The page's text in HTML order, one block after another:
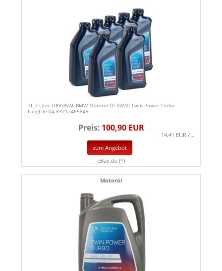
7L 7 Liter ORIGINAL BMW Motoröl Öl 5W30 Twin Power Turbo
LongLife-04 83212465849
Preis: 100,90 EUR
14.41 EUR / L
zum Angebot
eBay.de (*)
Motoröl